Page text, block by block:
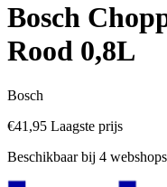
Bosch
Rood 0,8L
Bosch
€41,95 Laagste prijs
Beschikbaar bij 4 webshops